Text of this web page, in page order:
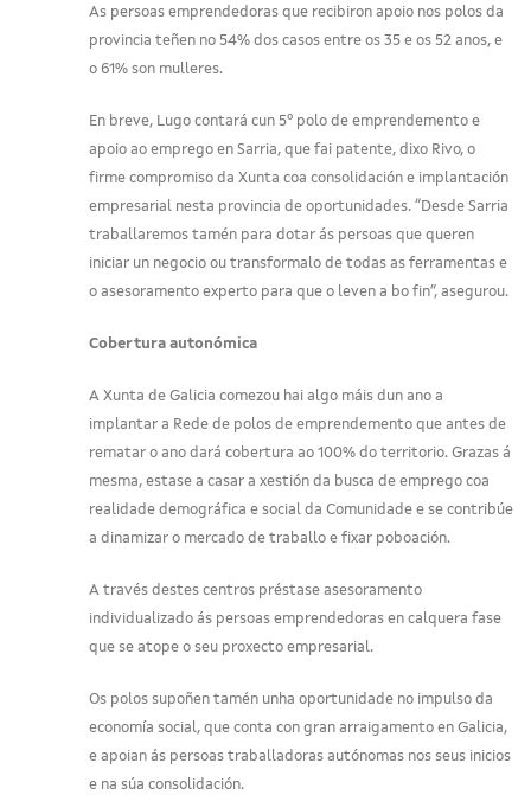
As persoas emprendedoras que recibiron apoio nos polos da
provincia teñen no 54% dos casos entre os 35 e os 52 anos, e
o 61% son mulleres.
En breve, Lugo contará cun 5º polo de emprendemento e
apoio ao emprego en Sarria, que fai patente, dixo Rivo, o
firme compromiso da Xunta coa consolidación e implantación
empresarial nesta provincia de oportunidades. “Desde Sarria
traballaremos tamén para dotar ás persoas que queren
iniciar un negocio ou transformalo de todas as ferramentas e
o asesoramento experto para que o leven a bo fin”, asegurou.
Cobertura autonómica
A Xunta de Galicia comezou hai algo máis dun ano a
implantar a Rede de polos de emprendemento que antes de
rematar o ano dará cobertura ao 100% do territorio. Grazas á
mesma, estase a casar a xestión da busca de emprego coa
realidade demográfica e social da Comunidade e se contribúe
a dinamizar o mercado de traballo e fixar poboación.
A través destes centros préstase asesoramento
individualizado ás persoas emprendedoras en calquera fase
que se atope o seu proxecto empresarial.
Os polos supoñen tamén unha oportunidade no impulso da
economía social, que conta con gran arraigamento en Galicia,
e apoian ás persoas traballadoras autónomas nos seus inicios
e na súa consolidación.